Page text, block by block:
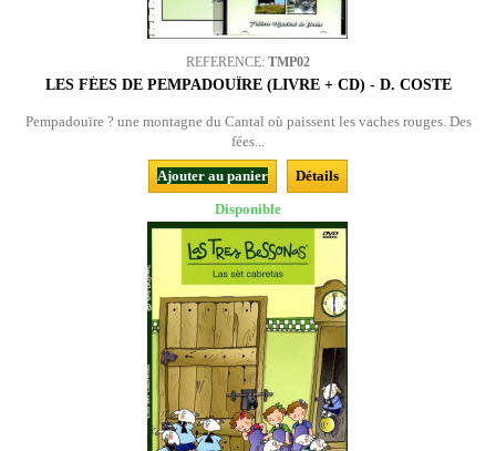
REFERENCE: TMP02
LES FÉES DE PEMPADOUÏRE (LIVRE + CD) - D. COSTE
Pempadouïre ? une montagne du Cantal où paissent les vaches rouges. Des
fées...
Ajouter au panier
Détails
Disponible